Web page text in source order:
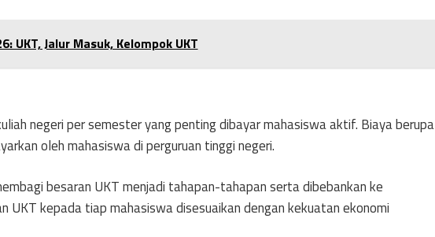
UKT, Jalur Masuk, Kelompok UKT
negeri per semester yang penting dibayar mahasiswa aktif. Biaya berupa
oleh mahasiswa di perguruan tinggi negeri.
besaran UKT menjadi tahapan-tahapan serta dibebankan ke
UKT kepada tiap mahasiswa disesuaikan dengan kekuatan ekonomi